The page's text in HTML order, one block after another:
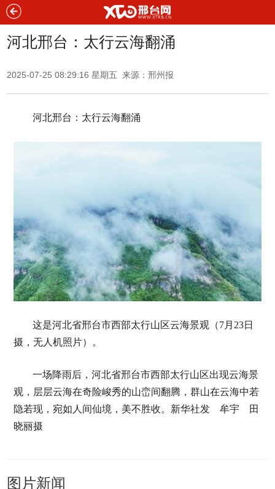
河北邢台：太行云海翻涌
2025-07-25 08:29:16 星期五 来源：邢州报
河北邢台：太行云海翻涌
这是河北省邢台市西部太行山区云海景观（7月23日
摄，无人机照片）。
一场降雨后，河北省邢台市西部太行山区出现云海景
观，层层云海在奇险峻秀的山峦间翻腾，群山在云海中若
隐若现，宛如人间仙境，美不胜收。新华社发 牟宇 田
晓丽摄
图片新闻